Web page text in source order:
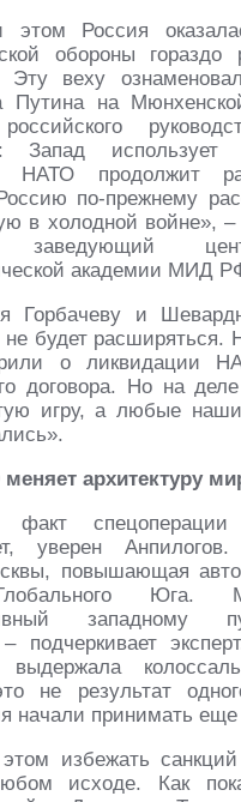
этом Россия
обороны
Эту веху
Путина на
Запад
НАТО продолжит
по-прежнему
в холодной войне»,
заведующий
академии МИД
Горбачеву и
не будет расширяться.
о ликвидации
договора. Но на
игру, а любые наши
архитектуру
факт
уверен
повышающая
Юга.
западному
подчеркивает
выдержала
не результат
начали принимать еще
избежать
исходе. Как